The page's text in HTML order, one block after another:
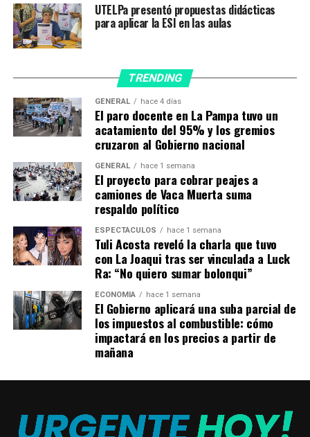
«Muchas veces son parte de una connivencia para
perseguir y hostigar a líderes populares como lo es en la
Argentina hoy parte del Poder Judicial, que funciona
democráticamente, elegidos por la voluntad del pueblo,
“Hay situaciones que no podemos desconocer o dejar de
mencionar en estas reuniones, que tienen que ver con
pero también en la región, con losdiscursos de odio,
con un avance respecto a la violencia política que se
vive en nuestros países. Pero en la Argentina
particularmente ha llegado a un límite.
todos tenemos que poder tomarreflexión y hacer
nuestros aportes en ese sentido” , remarcó.
género», en la que «hemos construido y hemos
trabajado en este tiempo:una guía de
transversalidad, una guía de transversalizaciónpara
todas las unidades temáticas respecto al género en
UTELPa presentó propuestas didácticas
para aplicar la ESI en las aulas
TRENDING
GENERAL hace 4 días
El paro docente en La Pampa tuvo un
acatamiento del 95% y los gremios
cruzaron al Gobierno nacional
GENERAL hace 1 semana
El proyecto para cobrar peajes a
camiones de Vaca Muerta suma
respaldo político
ESPECTÁCULOS hace 1 semana
Tuli Acosta reveló la charla que tuvo
con La Joaqui tras ser vinculada a Luck
Ra: “No quiero sumar bolonqui”
ECONOMÍA hace 1 semana
El Gobierno aplicará una suba parcial de
los impuestos al combustible: cómo
impactará en los precios a partir de
mañana